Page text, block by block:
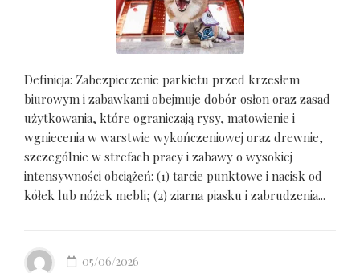
Definicja: Zabezpieczenie parkietu przed krzesłem
biurowym i zabawkami obejmuje dobór osłon oraz zasad
użytkowania, które ograniczają rysy, matowienie i
wgniecenia w warstwie wykończeniowej oraz drewnie,
szczególnie w strefach pracy i zabawy o wysokiej
intensywności obciążeń: (1) tarcie punktowe i nacisk od
kółek lub nóżek mebli; (2) ziarna piasku i zabrudzenia...
05/06/2026